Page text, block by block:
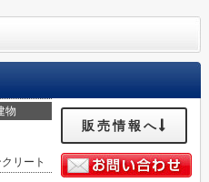
物
リート
販売情報へ